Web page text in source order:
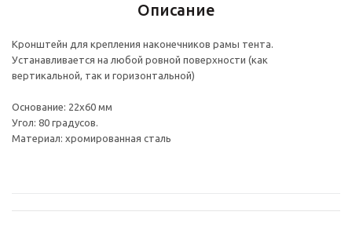
Описание
Кронштейн для крепления наконечников рамы тента.
Устанавливается на любой ровной поверхности (как
вертикальной, так и горизонтальной)
Основание: 22х60 мм
Угол: 80 градусов.
Материал: хромированная сталь